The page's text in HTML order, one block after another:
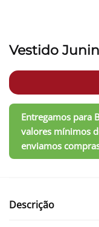
Vestido
Descrição